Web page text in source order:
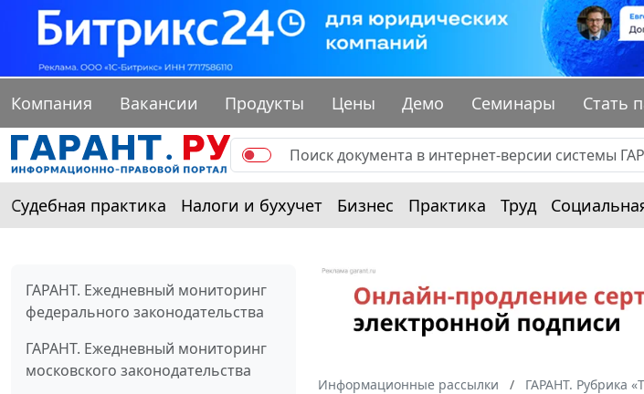
Компания Вакансии Продукты Цены Демо Семинары Стать
Судебная практика Налоги и бухучет Бизнес Практика Труд
ГАРАНТ. Ежедневный мониторинг
федерального законодательства
ГАРАНТ. Ежедневный мониторинг
московского законодательства
Информационные рассылки ГАРАНТ. Рубрика